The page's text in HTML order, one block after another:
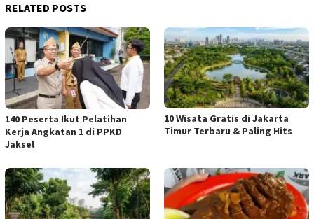
RELATED POSTS
140 Peserta Ikut Pelatihan
Kerja Angkatan 1 di PPKD
Jaksel
10 Wisata Gratis di Jakarta
Timur Terbaru & Paling Hits